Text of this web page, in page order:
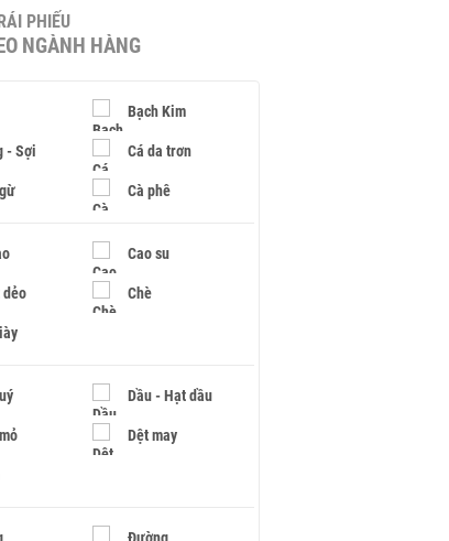
PHIẾU
NGÀNH HÀNG
Bạch Kim
- Sợi Cá da trơn
Cà phê
Cao su
dẻo Chè
Dầu - Hạt dầu
Dệt may